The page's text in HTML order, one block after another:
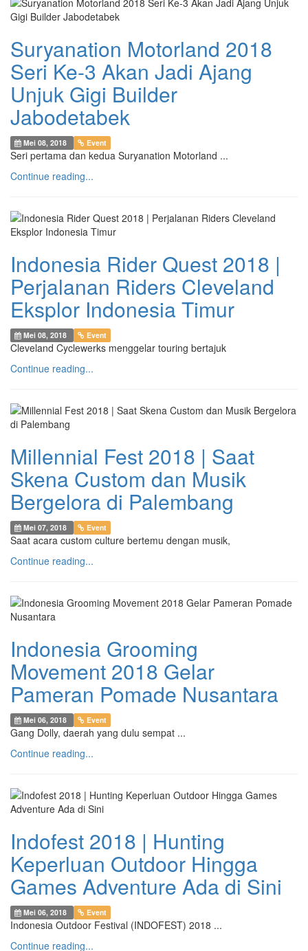
Suryanation Motorland 2018
Seri Ke-3 Akan Jadi Ajang
Unjuk Gigi Builder
Jabodetabek
Mei 08, 2018 Event
Seri pertama dan kedua Suryanation Motorland ...
Continue reading...
Indonesia Rider Quest 2018 |
Perjalanan Riders Cleveland
Eksplor Indonesia Timur
Mei 08, 2018 Event
Cleveland Cyclewerks menggelar touring bertajuk
Continue reading...
Millennial Fest 2018 | Saat
Skena Custom dan Musik
Bergelora di Palembang
Mei 07, 2018 Event
Saat acara custom culture bertemu dengan musik,
Continue reading...
Indonesia Grooming
Movement 2018 Gelar
Pameran Pomade Nusantara
Mei 06, 2018 Event
Gang Dolly, daerah yang dulu sempat ...
Continue reading...
Indofest 2018 | Hunting
Keperluan Outdoor Hingga
Games Adventure Ada di Sini
Mei 06, 2018 Event
Indonesia Outdoor Festival (INDOFEST) 2018 ...
Continue reading...